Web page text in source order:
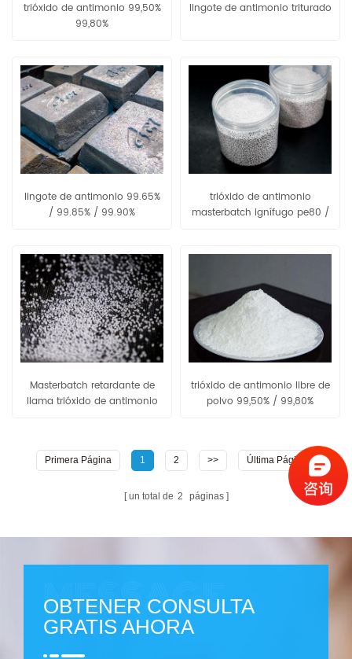
trióxido de antimonio 99,50%
99,80%
lingote de antimonio triturado
lingote de antimonio 99.65%
/ 99.85% / 99.90%
trióxido de antimonio
masterbatch ignífugo pe80 /
Masterbatch retardante de
llama trióxido de antimonio
trióxido de antimonio libre de
polvo 99,50% / 99,80%
Primera Página 1 2 >> Última Página
un total de 2 páginas
OBTENER CONSULTA
GRATIS AHORA